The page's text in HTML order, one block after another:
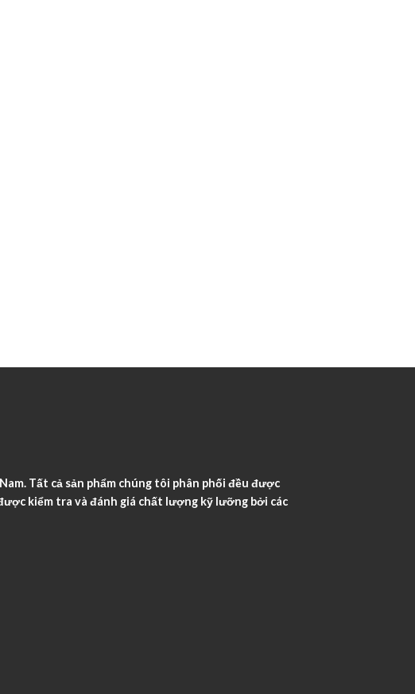
Tất cả sản phẩm chúng tôi phân phối đều được
kiểm tra và đánh giá chất lượng kỹ lưỡng bởi các